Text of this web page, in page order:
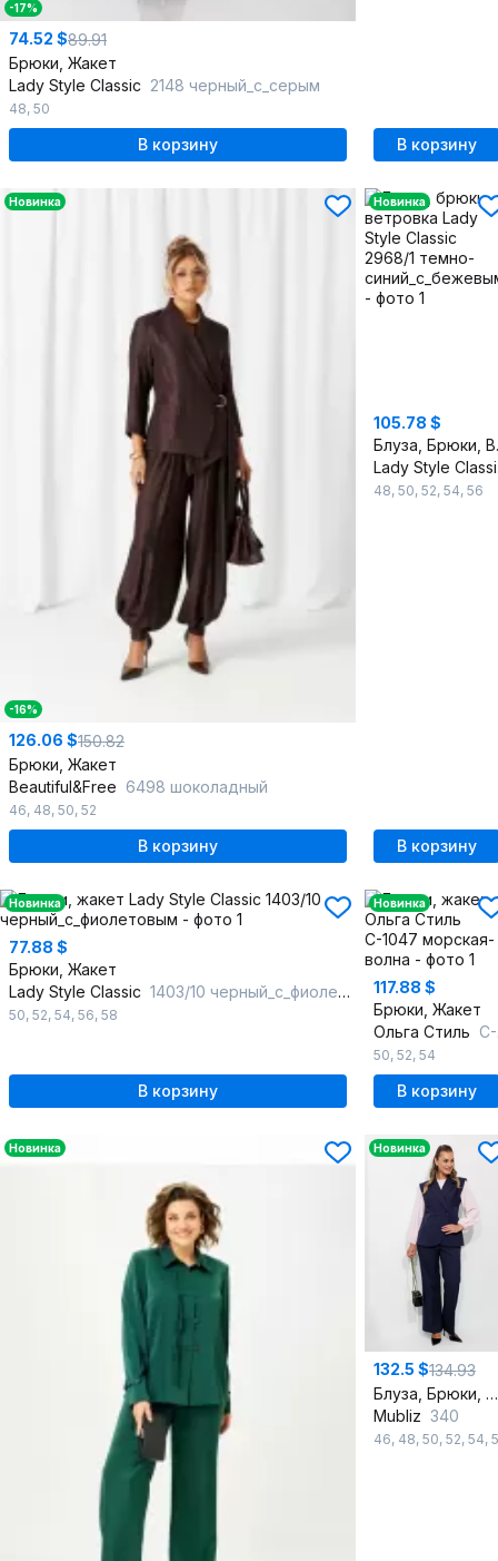
-17%
74.52 $89.91
Брюки, Жакет
Lady Style Classic 2148 черный_с_серым
48, 50
В корзину В корзину
Новинка
-16%
126.06 $150.82
Брюки, Жакет
Beautiful&Free 6498 шоколадный
46, 48, 50, 52
В корзину
Новинка
105.78 $
48, 50, 52, 54, 56
В корзину
Новинка
77.88 $
Брюки, Жакет
Lady Style Classic 1403/10 черный_с_фиолетовым
50, 52, 54, 56, 58
В корзину
Новинка
117.88 $
Брюки, Жакет
Ольга Стиль С-1047 морская-волна
50, 52, 54
В корзину
Новинка Новинка
132.5 $134.93
Блуза, Брюки, Жилет
Mubliz 340
46, 48, 50, 52, 54,